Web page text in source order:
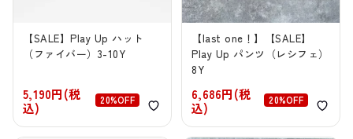
【SALE】Play Up ハット
（ファイバー）3-10Y
5,190円(税
込)
20%OFF
【last one！】【SALE】
Play Up パンツ（レシフェ）
8Y
6,686円(税
込)
20%OFF